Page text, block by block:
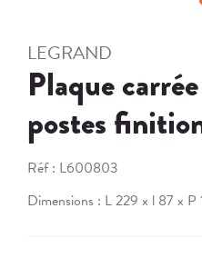
LEGRAND
Plaque
postes
Réf : L600803
Dimensions : L 229 x l 87 x P